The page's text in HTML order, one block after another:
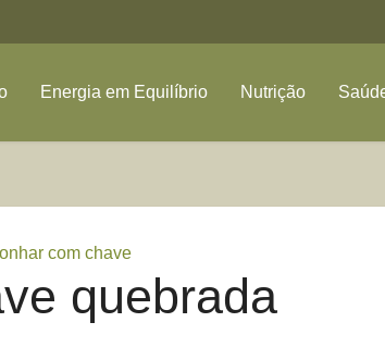
Energia em Equilíbrio Nutrição
com chave
quebrada